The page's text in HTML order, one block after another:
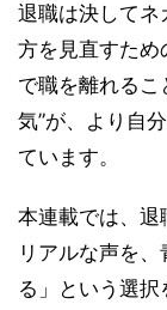
退職は決してネ
方を見直すため
で職を離れるこ
気”が、より自
ています。
本連載では、退
リアルな声を
る」という選